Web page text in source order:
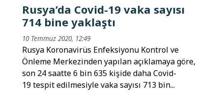
Rusya’da Covid-19 vaka sayısı
714 bine yaklaştı
10 Temmuz 2020, 12:49
Rusya Koronavirüs Enfeksiyonu Kontrol ve
Önleme Merkezinden yapılan açıklamaya göre,
son 24 saatte 6 bin 635 kişide daha Covid-
19 tespit edilmesiyle vaka sayısı 713 bin...